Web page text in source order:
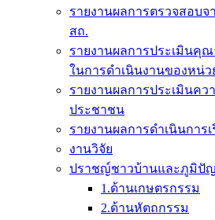
รายงานผลการตรวจสอบจ
สถ.
รายงานผลการประเมินคุ
ในการดำเนินงานของหน่
รายงานผลการประเมินคว
ประชาชน
รายงานผลการดำเนินการเ
งานวิจัย
ปราชญ์ชาวบ้านและภูมิปั
1.ด้านเกษตรกรรม
2.ด้านหัตถกรรม